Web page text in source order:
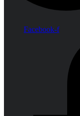
Facebook-f